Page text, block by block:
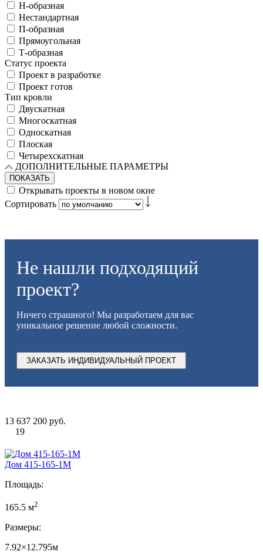
Н-образная
Нестандартная
П-образная
Прямоугольная
Т-образная
Статус проекта
Проект в разработке
Проект готов
Тип кровли
Двускатная
Многоскатная
Односкатная
Плоская
Четырехскатная
ДОПОЛНИТЕЛЬНЫЕ ПАРАМЕТРЫ
ПОКАЗАТЬ
Открывать проекты в новом окне
Сортировать
Не нашли подходящий
проект?
Ничего страшного! Мы разработаем для вас
уникальное решение любой сложности.
ЗАКАЗАТЬ ИНДИВИДУАЛЬНЫЙ ПРОЕКТ
13 637 200 руб.
19
Дом 415-165-1М
Площадь:
165.5 м2
Размеры:
7.92×12.795м